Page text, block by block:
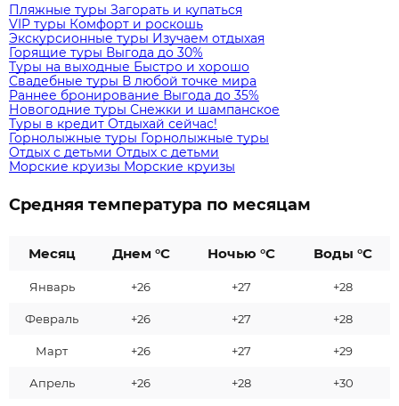
Пляжные туры Загорать и купаться
VIP туры Комфорт и роскошь
Экскурсионные туры Изучаем отдыхая
Горящие туры Выгода до 30%
Туры на выходные Быстро и хорошо
Свадебные туры В любой точке мира
Раннее бронирование Выгода до 35%
Новогодние туры Снежки и шампанское
Туры в кредит Отдыхай сейчас!
Горнолыжные туры Горнолыжные туры
Отдых с детьми Отдых с детьми
Морские круизы Морские круизы
Средняя температура по месяцам
Месяц Днем °C Ночью °C Воды °C
Январь +26 +27 +28
Февраль +26 +27 +28
Март +26 +27 +29
Апрель +26 +28 +30